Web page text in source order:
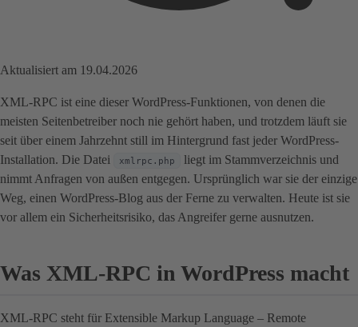
Aktualisiert am 19.04.2026
XML-RPC ist eine dieser WordPress-Funktionen, von denen die
meisten Seitenbetreiber noch nie gehört haben, und trotzdem läuft sie
seit über einem Jahrzehnt still im Hintergrund fast jeder WordPress-
Installation. Die Datei
xmlrpc.php
liegt im Stammverzeichnis und
nimmt Anfragen von außen entgegen. Ursprünglich war sie der einzige
Weg, einen WordPress-Blog aus der Ferne zu verwalten. Heute ist sie
vor allem ein Sicherheitsrisiko, das Angreifer gerne ausnutzen.
Was XML-RPC in WordPress macht
XML-RPC steht für Extensible Markup Language – Remote